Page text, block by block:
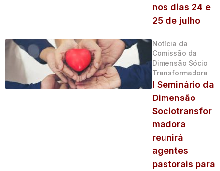
nos dias 24 e
25 de julho
Notícia da
Comissão da
Dimensão Sócio
Transformadora
I Seminário da
Dimensão
Sociotransfor
madora
reunirá
agentes
pastorais para